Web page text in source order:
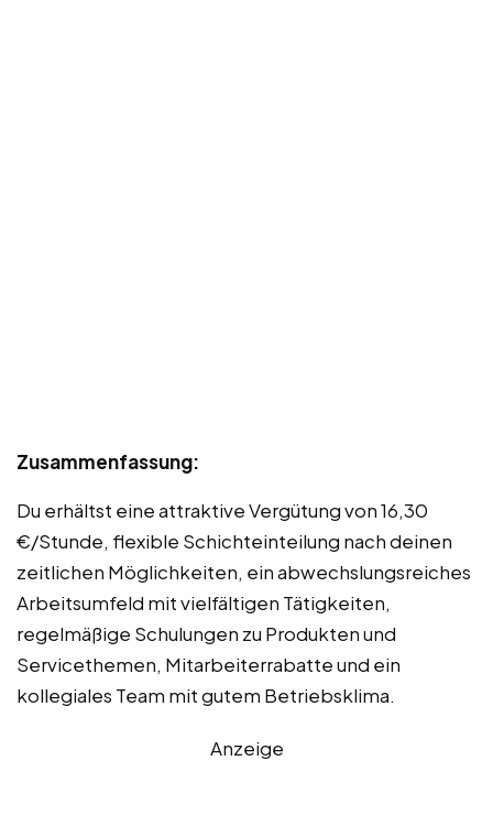
Zusammenfassung:
Du erhältst eine attraktive Vergütung von 16,30
€/Stunde, flexible Schichteinteilung nach deinen
zeitlichen Möglichkeiten, ein abwechslungsreiches
Arbeitsumfeld mit vielfältigen Tätigkeiten,
regelmäßige Schulungen zu Produkten und
Servicethemen, Mitarbeiterrabatte und ein
kollegiales Team mit gutem Betriebsklima.
Anzeige